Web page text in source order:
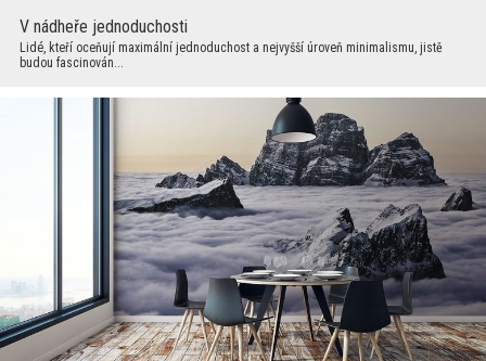
V nádheře jednoduchosti
Lidé, kteří oceňují maximální jednoduchost a nejvyšší úroveň minimalismu, jistě
budou fascinován...